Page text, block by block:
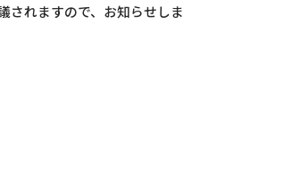
されますので、お知らせしま